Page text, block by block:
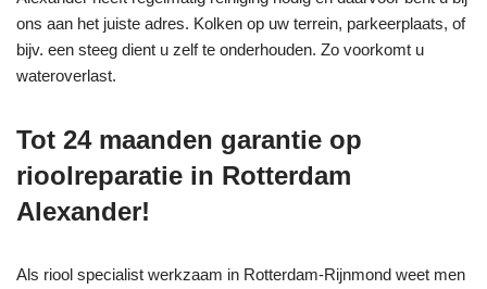
ons aan het juiste adres. Kolken op uw terrein, parkeerplaats, of
bijv. een steeg dient u zelf te onderhouden. Zo voorkomt u
wateroverlast.
Tot 24 maanden garantie op
rioolreparatie in Rotterdam
Alexander!
Als riool specialist werkzaam in Rotterdam-Rijnmond weet men